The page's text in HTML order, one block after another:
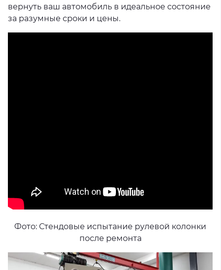
вернуть ваш автомобиль в идеальное состояние
за разумные сроки и цены.
Фото: Стендовые испытание рулевой колонки
после ремонта